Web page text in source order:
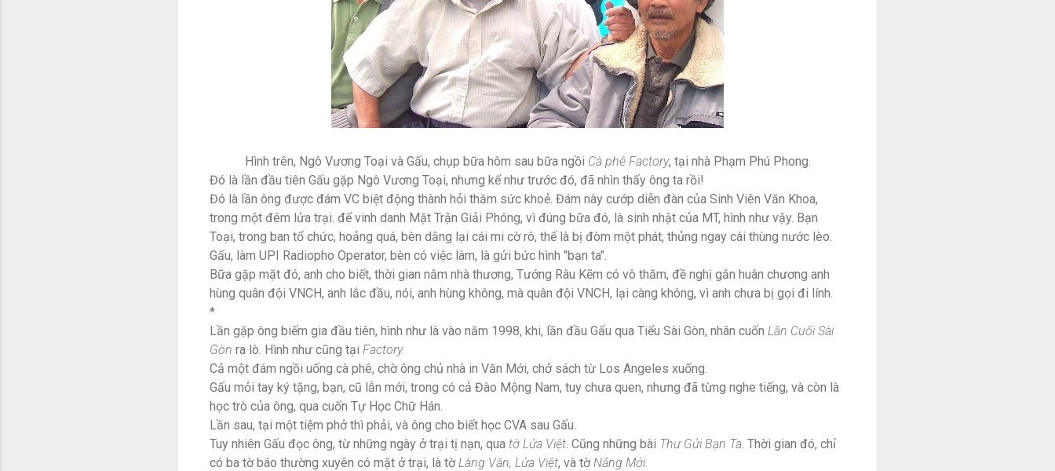
Hình trên, Ngô Vương Toại và Gấu, chụp bữa hôm sau bữa ngồi Cà phê Factory, tại nhà Phạm Phú Phong.
Đó là lần đầu tiên Gấu gặp Ngô Vương Toại, nhưng kể như trước đó, đã nhìn thấy ông ta rồi!
Đó là lần ông được đám VC biệt động thành hỏi thăm sức khoẻ. Đám này cướp diễn đàn của Sinh Viên Văn Khoa,
trong một đêm lửa trại. để vinh danh Mặt Trận Giải Phóng, vì đúng bữa đó, là sinh nhật của MT, hình như vậy. Bạn
Toại, trong ban tổ chức, hoảng quá, bèn dằng lại cái mi cờ rô, thế là bị đòm một phát, thủng ngay cái thùng nước lèo.
Gấu, làm UPI Radiopho Operator, bèn có việc làm, là gửi bức hình "bạn ta".
Bữa gặp mặt đó, anh cho biết, thời gian nằm nhà thương, Tướng Râu Kẽm có vô thăm, đề nghị gắn huân chương anh
hùng quân đội VNCH, anh lắc đầu, nói, anh hùng không, mà quân đội VNCH, lại càng không, vì anh chưa bị gọi đi lính.
*
Lần gặp ông biếm gia đầu tiên, hình như là vào năm 1998, khi, lần đầu Gấu qua Tiểu Sài Gòn, nhân cuốn Lần Cuối Sài
Gòn ra lò. Hình như cũng tại Factory.
Cả một đám ngồi uống cà phê, chờ ông chủ nhà in Văn Mới, chở sách từ Los Angeles xuống.
Gấu mỏi tay ký tặng, bạn, cũ lẫn mới, trong có cả Đào Mộng Nam, tuy chưa quen, nhưng đã từng nghe tiếng, và còn là
học trò của ông, qua cuốn Tự Học Chữ Hán.
Lần sau, tại một tiệm phở thì phải, và ông cho biết học CVA sau Gấu.
Tuy nhiên Gấu đọc ông, từ những ngày ở trại tị nạn, qua tờ Lửa Việt . Cũng những bài Thư Gửi Bạn Ta . Thời gian đó, chỉ
có ba tờ báo thường xuyên có mặt ở trại, là tờ Làng Văn, Lửa Việt, và tờ Nắng Mới.